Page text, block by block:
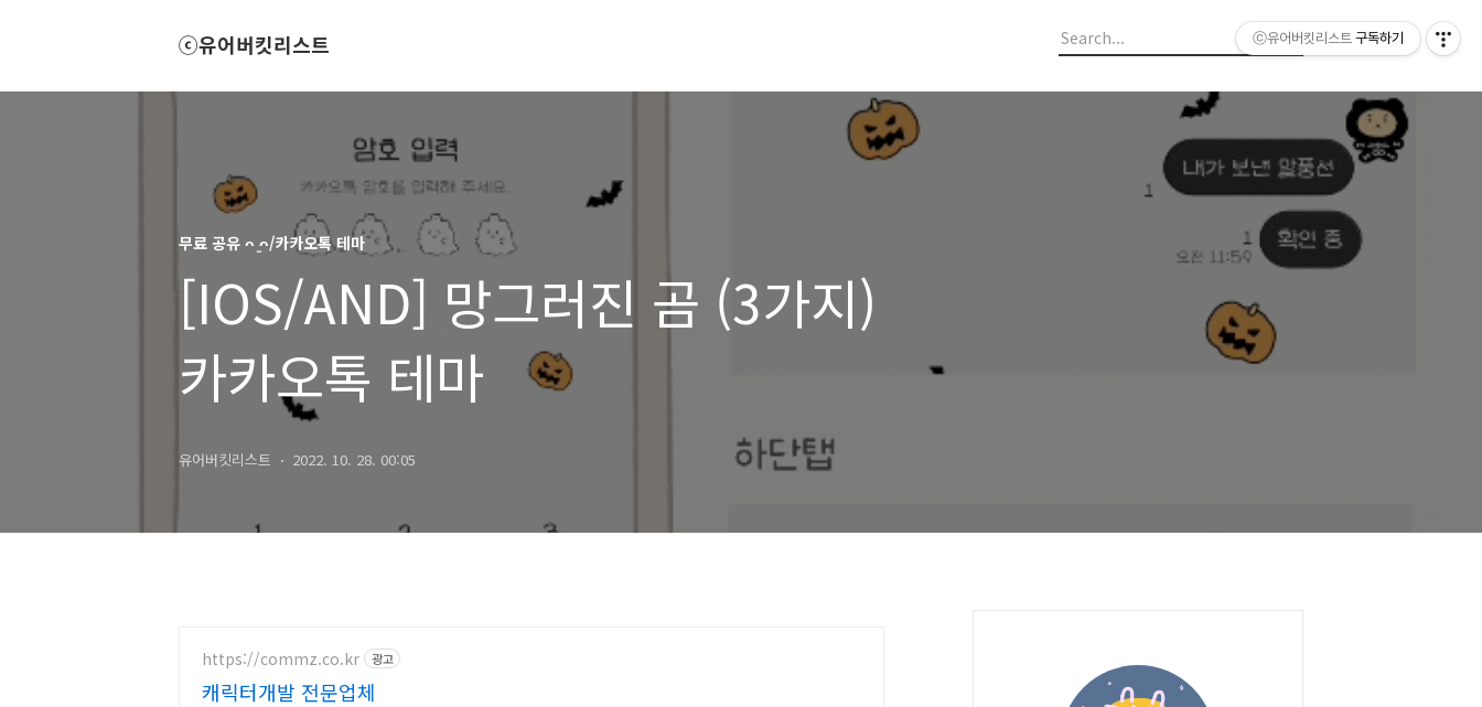
ⓒ유어버킷리스트
무료 공유 ᴖ ̫ᴖ/카카오톡 테마
[IOS/AND] 망그러진 곰 (3가지)
카카오톡 테마
유어버킷리스트 2022. 10. 28. 00:05
https://commz.co.kr 광고
캐릭터개발 전문업체
ⓒ유어버킷리스트 구독하기